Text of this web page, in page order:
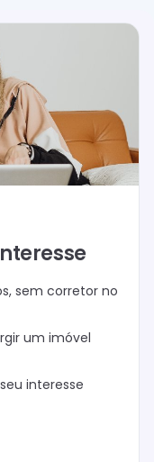
sem corretor no
um imóvel
interesse